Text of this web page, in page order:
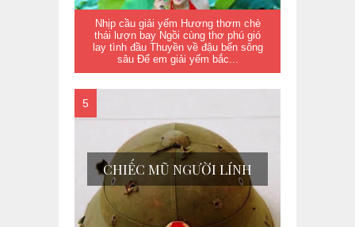
Nhịp cầu giải yếm Hương thơm chè
thái lượn bay Ngồi cùng thơ phú gió
lay tình đầu Thuyền về đậu bến sông
sâu Để em giải yếm bắc...
CHIẾC MŨ NGƯỜI LÍNH